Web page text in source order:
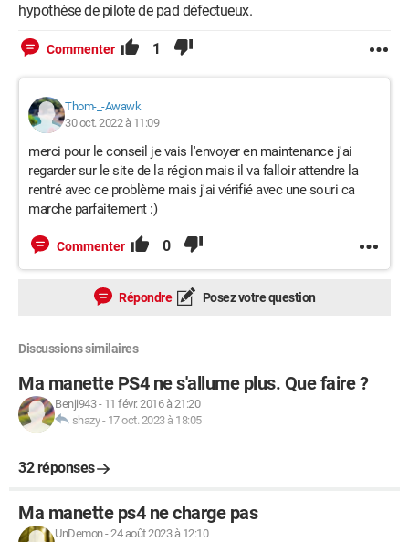
hypothèse de pilote de pad défectueux.
Commenter 1
Thom-_-Awawk
30 oct. 2022 à 11:09
merci pour le conseil je vais l'envoyer en maintenance j'ai
regarder sur le site de la région mais il va falloir attendre la
rentré avec ce problème mais j'ai vérifié avec une souri ca
marche parfaitement :)
Commenter 0
Répondre Posez votre question
Discussions similaires
Ma manette PS4 ne s'allume plus. Que faire ?
Benji943- 11 févr. 2016 à 21:20
shazy- 17 oct. 2023 à 18:05
32 réponses
Ma manette ps4 ne charge pas
UnDemon-24 août 2023 à 12:10